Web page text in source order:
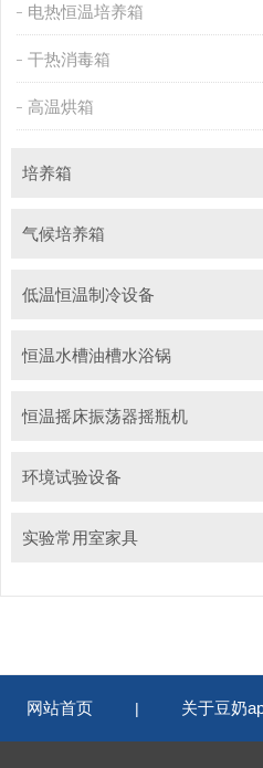
电热恒温培养箱
干热消毒箱
高温烘箱
培养箱
气候培养箱
低温恒温制冷设备
恒温水槽油槽水浴锅
恒温摇床振荡器摇瓶机
环境试验设备
实验常用室家具
网站首页 | 关于豆奶